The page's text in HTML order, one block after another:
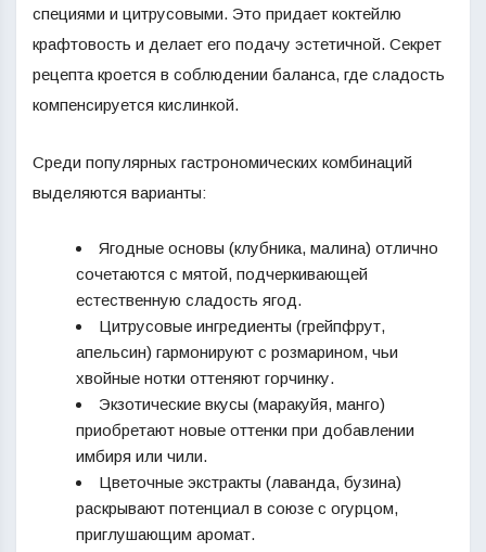
специями и цитрусовыми. Это придает коктейлю
крафтовость и делает его подачу эстетичной. Секрет
рецепта кроется в соблюдении баланса, где сладость
компенсируется кислинкой.
Среди популярных гастрономических комбинаций
выделяются варианты:
Ягодные основы (клубника, малина) отлично
сочетаются с мятой, подчеркивающей
естественную сладость ягод.
Цитрусовые ингредиенты (грейпфрут,
апельсин) гармонируют с розмарином, чьи
хвойные нотки оттеняют горчинку.
Экзотические вкусы (маракуйя, манго)
приобретают новые оттенки при добавлении
имбиря или чили.
Цветочные экстракты (лаванда, бузина)
раскрывают потенциал в союзе с огурцом,
приглушающим аромат.